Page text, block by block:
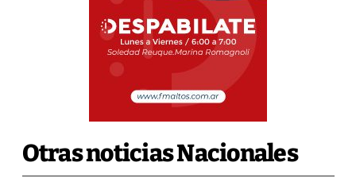
Otras noticias Nacionales